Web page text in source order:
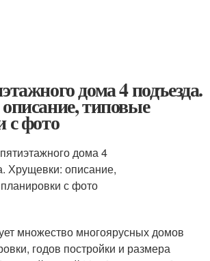
дома 4 подъезда.
типовые
с фото
множество многоярусных домов
годов постройки и размера